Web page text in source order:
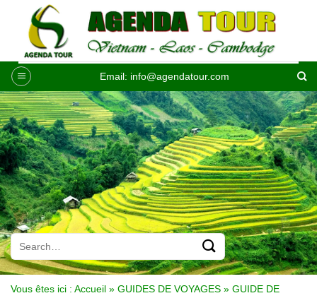
contenu
Email: info@agendatour.com
Vous êtes ici : Accueil » GUIDES DE VOYAGES » GUIDE DE